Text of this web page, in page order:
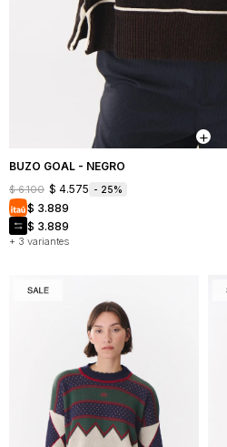
BUZO GOAL - NEGRO
+ 3 variantes
$ 6.100 $ 4.575 25
$ 3.889
$ 3.889